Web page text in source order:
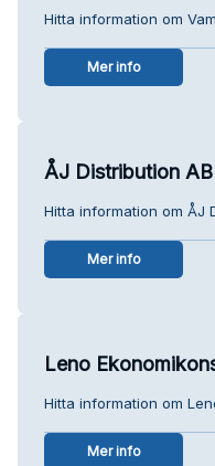
Hitta information om
Mer info
ÅJ Distribution AB
Hitta information om ÅJ
Mer info
Leno
Hitta information om
Mer info